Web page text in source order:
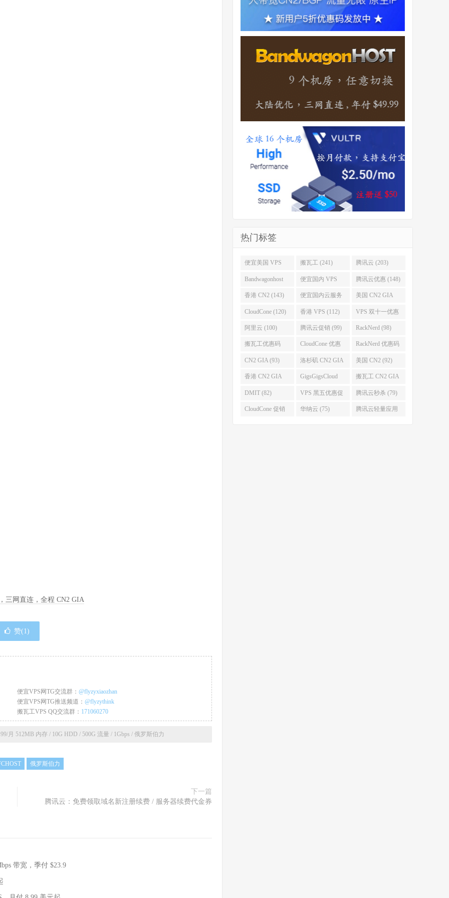
三网直连，全程 CN2 GIA
赞(1)
便宜VPS网TG交流群： @flyzyxiaozhan
便宜VPS网TG推送频道： @flyzythink
搬瓦工VPS QQ交流群： 171060270
月 512MB 内存 / 10G HDD / 500G 流量 / 1Gbps / 俄罗斯伯力
俄罗斯伯力
下一篇
腾讯云：免费领取域名新注册续费 / 服务器续费代金券
带宽，季付 $23.9
热门标签
便宜美国 VPS
(255)
搬瓦工 (241) 腾讯云 (203)
Bandwagonhost
(188)
便宜国内 VPS
(167)
腾讯云优惠 (148)
香港 CN2 (143) 便宜国内云服务
器 (128)
美国 CN2 GIA
(123)
CloudCone (120) 香港 VPS (112) VPS 双十一优惠
促销 (106)
阿里云 (100) 腾讯云促销 (99) RackNerd (98)
搬瓦工优惠码
(96)
CloudCone 优惠
码 (96)
RackNerd 优惠码
(94)
CN2 GIA (93) 洛杉矶 CN2 GIA
(93)
美国 CN2 (92)
香港 CN2 GIA
(92)
GigsGigsCloud
(85)
搬瓦工 CN2 GIA
(83)
DMIT (82) VPS 黑五优惠促
销整理 (80)
腾讯云秒杀 (79)
CloudCone 促销 华纳云 (75) 腾讯云轻量应用